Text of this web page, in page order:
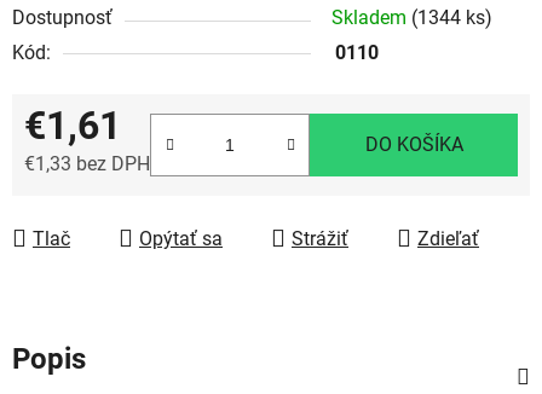
Dostupnosť Skladem (1344 ks)
Kód:
0110
€1,61
€1,33 bez DPH
DO KOŠÍKA
Tlač Opýtať sa Strážiť Zdieľať
Popis